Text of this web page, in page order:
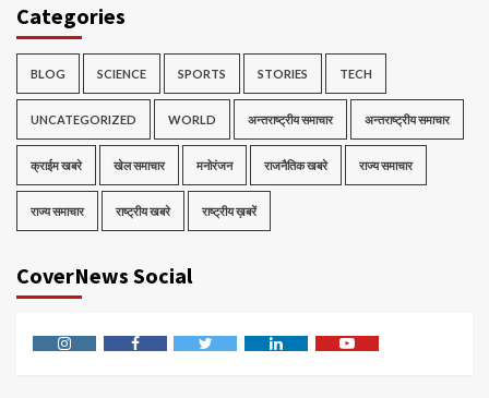
Categories
BLOG SCIENCE SPORTS STORIES TECH
UNCATEGORIZED WORLD अन्तराष्ट्रीय समाचार अन्तराष्ट्रीय समाचार
क्राईम खबरे खेल समाचार मनोरंजन राजनैतिक खबरे राज्य समाचार
राज्य समाचार राष्ट्रीय खबरे राष्ट्रीय ख़बरें
CoverNews Social